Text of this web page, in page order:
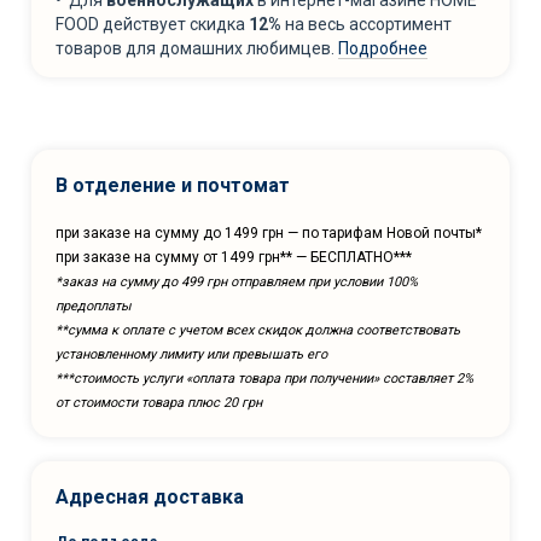
FOOD действует скидка 12% на весь ассортимент
товаров для домашних любимцев. Подробнее
В отделение и почтомат
при заказе на сумму до 1499 грн — по тарифам Новой почты*
при заказе на сумму от 1499 грн** — БЕСПЛАТНО***
*заказ на сумму до 499 грн отправляем при условии 100%
предоплаты
**сумма к оплате с учетом всех скидок должна соответствовать
установленному лимиту или превышать его
***cтоимость услуги «оплата товара при получении» составляет 2%
от стоимости товара плюс 20 грн
Адресная доставка